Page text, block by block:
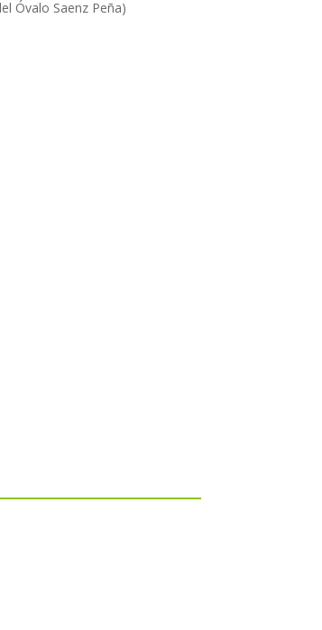
Óvalo Saenz Peña)